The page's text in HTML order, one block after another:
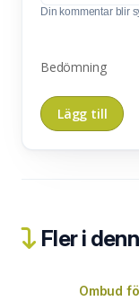
Din kommentar blir
Bedömning
Fler i
Ombud